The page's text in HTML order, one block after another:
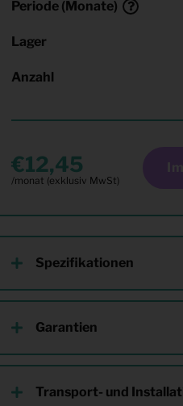
Periode (Monate)
Lager
Anzahl
12,45
Spezifikationen
Garantien
Transport- und